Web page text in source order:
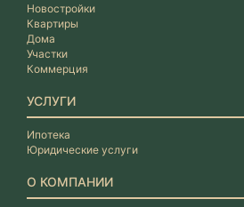
Новостройки
Квартиры
Дома
Участки
Коммерция
УСЛУГИ
Ипотека
Юридические услуги
О КОМПАНИИ